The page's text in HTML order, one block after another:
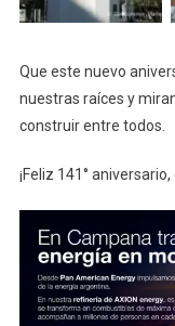
Que este nuevo
nuestras raíces y
construir entre todos.
¡Feliz 141°